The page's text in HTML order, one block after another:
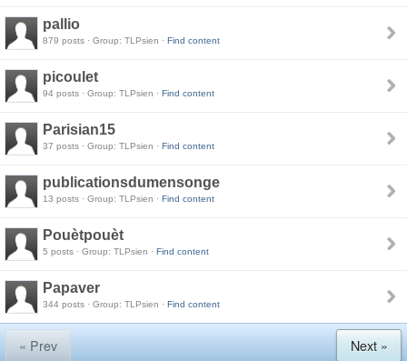
pallio
879 posts · Group: TLPsien · Find content
picoulet
94 posts · Group: TLPsien · Find content
Parisian15
37 posts · Group: TLPsien · Find content
publicationsdumensonge
13 posts · Group: TLPsien · Find content
Pouètpouèt
5 posts · Group: TLPsien · Find content
Papaver
344 posts · Group: TLPsien · Find content
« Prev Next »